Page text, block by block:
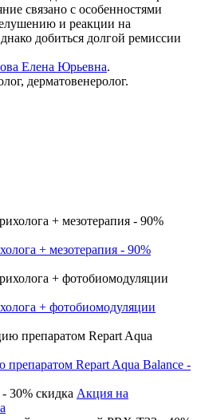
связано с особенностями
и реакции на
добиться долгой ремиссии
Елена Юрьевна.
дерматовенеролог.
+ мезотерапия - 90%
+ фотобиомодуляции
Repart Aqua Balance -
Акция на